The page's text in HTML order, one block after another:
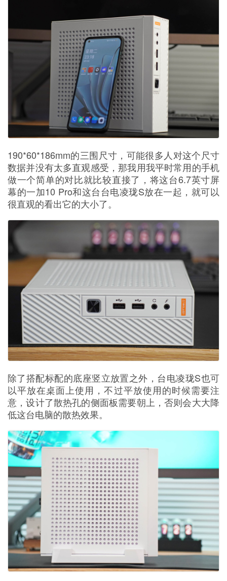
190*60*186mm的三围尺寸，可能很多人对这个尺寸
数据并没有太多直观感受，那我用我平时常用的手机
做一个简单的对比就比较直接了，将这台6.7英寸屏
幕的一加10 Pro和这台台电凌珑S放在一起，就可以
很直观的看出它的大小了。
除了搭配标配的底座竖立放置之外，台电凌珑S也可
以平放在桌面上使用，不过平放使用的时候需要注
意，设计了散热孔的侧面板需要朝上，否则会大大降
低这台电脑的散热效果。